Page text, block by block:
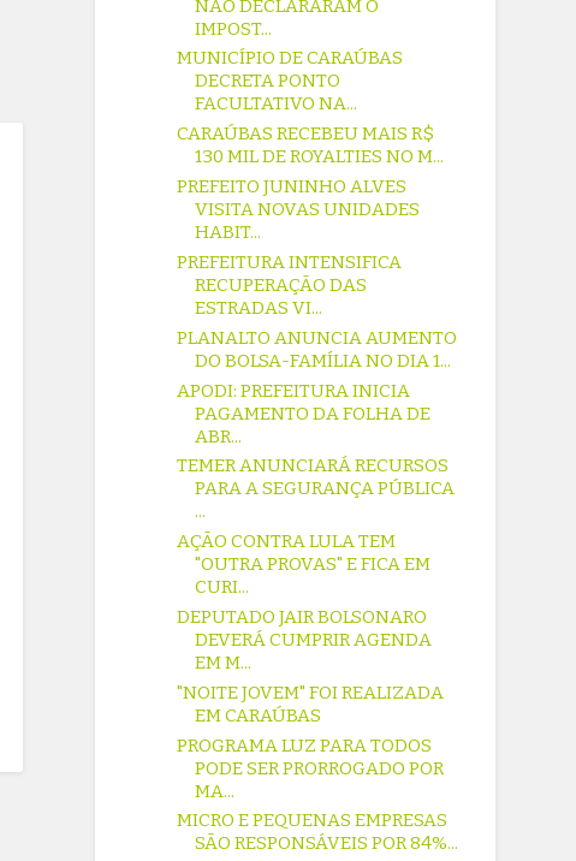
NÃO DECLARARAM O
IMPOST...
MUNICÍPIO DE CARAÚBAS
DECRETA PONTO
FACULTATIVO NA...
CARAÚBAS RECEBEU MAIS R$
130 MIL DE ROYALTIES NO M...
PREFEITO JUNINHO ALVES
VISITA NOVAS UNIDADES
HABIT...
PREFEITURA INTENSIFICA
RECUPERAÇÃO DAS
ESTRADAS VI...
PLANALTO ANUNCIA AUMENTO
DO BOLSA-FAMÍLIA NO DIA 1...
APODI: PREFEITURA INICIA
PAGAMENTO DA FOLHA DE
ABR...
TEMER ANUNCIARÁ RECURSOS
PARA A SEGURANÇA PÚBLICA
...
AÇÃO CONTRA LULA TEM
"OUTRA PROVAS" E FICA EM
CURI...
DEPUTADO JAIR BOLSONARO
DEVERÁ CUMPRIR AGENDA
EM M...
"NOITE JOVEM" FOI REALIZADA
EM CARAÚBAS
PROGRAMA LUZ PARA TODOS
PODE SER PRORROGADO POR
MA...
MICRO E PEQUENAS EMPRESAS
SÃO RESPONSÁVEIS POR 84%...